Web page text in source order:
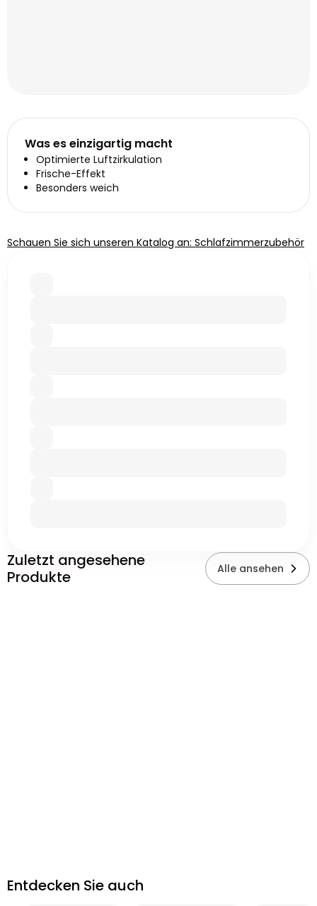
Was es einzigartig macht
Optimierte Luftzirkulation
Frische-Effekt
Besonders weich
Schauen Sie sich unseren Katalog an: Schlafzimmerzubehör
Zuletzt angesehene
Produkte
Alle ansehen
Entdecken Sie auch